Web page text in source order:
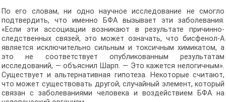
По его словам, ни одно научное исследование не смогло
подтвердить, что именно БФА вызывает эти заболевания.
«Если эти ассоциации возникают в результате причинно-
следственных связей, это может означать, что бисфенол-А
является исключительно сильным и токсичным химикатом, а
это не соответствует опубликованным результатам
исследований, — объяснил Шарп. — Это кажется нелогичным».
Существует и альтернативная гипотеза. Некоторые считают,
что может существовать другой, случайный элемент, который
связан с заболеваниями человека и воздействием БФА на